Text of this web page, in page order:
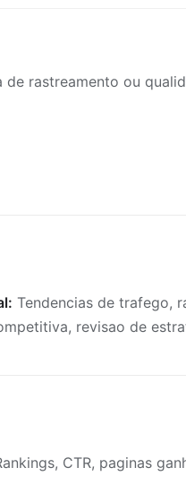
rastreamento ou
Tendencias de trafego,
revisao de
CTR, paginas